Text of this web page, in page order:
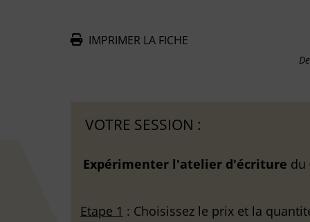
IMPRIMER LA FICHE
VOTRE SESSION :
Expérimenter l'atelier d'écriture du
Etape 1 : Choisissez le prix et la